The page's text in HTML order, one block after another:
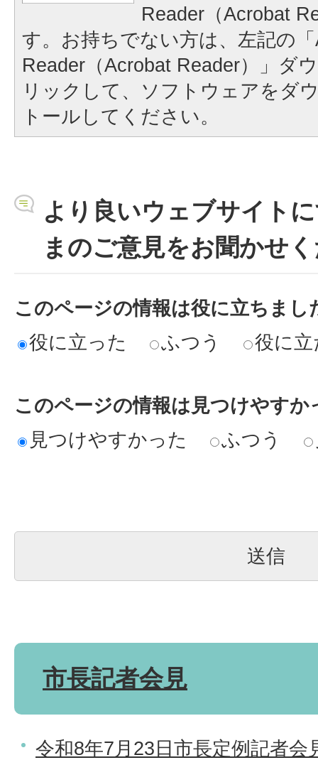
Reader（Acrobat
す。お持ちでない方は、左記の
Reader（Acrobat Reader）」ダ
リックして、ソフトウェアをダ
トールしてください。
より良いウェブサイト
まのご意見をお聞かせ
このページの情報は役に立ちまし
役に立った
ふつう 役に
このページの情報は見つけやすか
見つけやすかった
ふつう
市長記者会見
令和8年7月23日市長定例記者会